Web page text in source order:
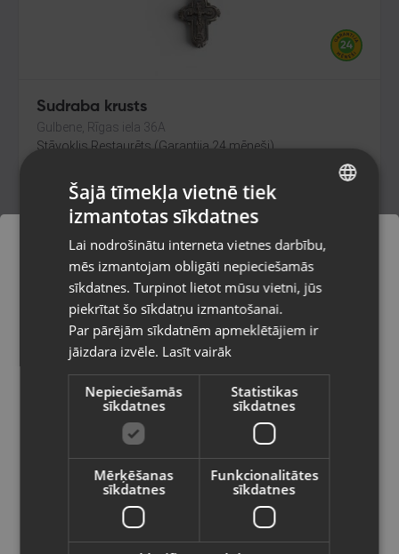
Sudraba krusts
Gulbene, Rīgas iela 36A
Stāvoklis Restaurēts (Garantija 24 mēneši)
30.00€
Rīga, Merķeļa iela 7
Stāvoklis Restaurēts (Garantija 24 mēneši)
Pasūtījumi tiks piegādāti uz
izvēlēto valsti
Vietnes saturs būs attēlots izvēlētajā
valodā
Valsts
RUSSIAN
Šajā tīmekļa vietnē tiek
izmantotas sīkdatnes
Lai nodrošinātu interneta vietnes darbību,
mēs izmantojam obligāti nepieciešamās
sīkdatnes. Turpinot lietot mūsu vietni, jūs
piekrītat šo sīkdatņu izmantošanai.
Par pārējām sīkdatnēm apmeklētājiem ir
jāizdara izvēle. Lasīt vairāk
Nepieciešamās
sīkdatnes
Statistikas
sīkdatnes
Mērķēšanas
sīkdatnes
Funkcionalitātes
sīkdatnes